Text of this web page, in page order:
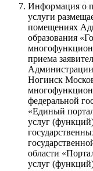
Информация о
услуги
помещениях
образования
приема
Ногинск
федеральной
«Единый
услуг
области
услуг